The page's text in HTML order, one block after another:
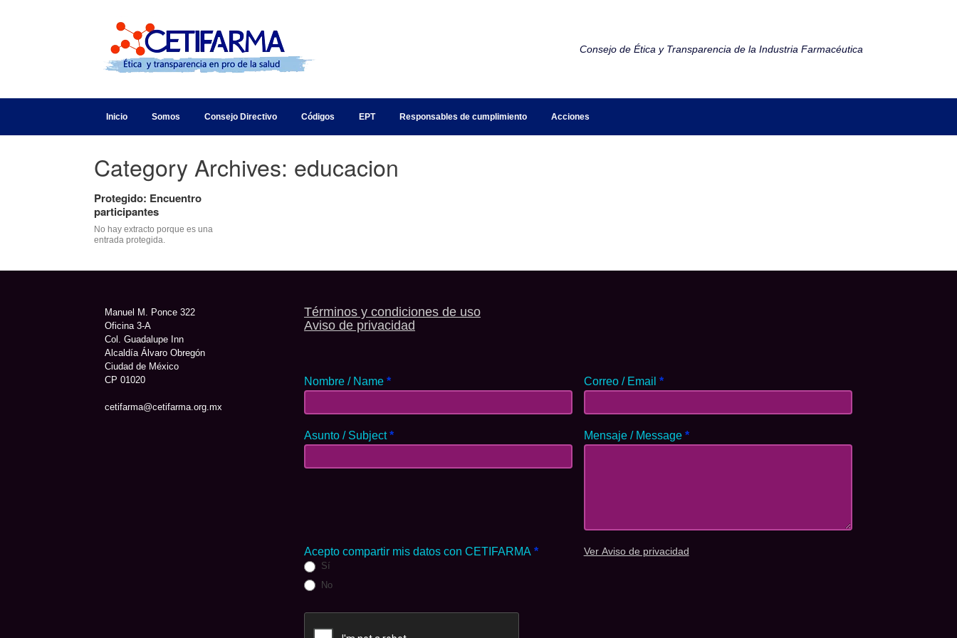
Consejo de Ética y Transparencia de la Industria Farmacéutica
Inicio Somos Consejo Directivo Códigos EPT Responsables de cumplimiento Acciones
Category Archives: educacion
Protegido: Encuentro
participantes
No hay extracto porque es una
entrada protegida.
Manuel M. Ponce 322
Oficina 3-A
Col. Guadalupe Inn
Alcaldía Álvaro Obregón
Ciudad de México
CP 01020
cetifarma@cetifarma.org.mx
Términos y condiciones de uso
Aviso de privacidad
Nombre / Name * Correo / Email *
Asunto / Subject* Mensaje / Message *
Acepto compartir mis datos con CETIFARMA *
Sí
No
Ver Aviso de privacidad